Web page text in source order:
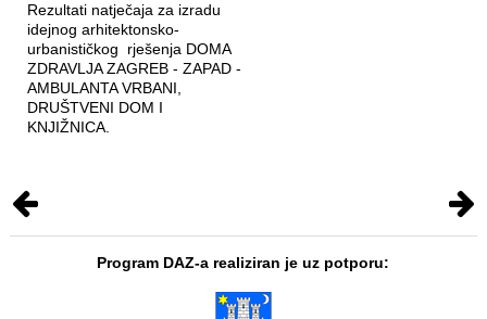
Rezultati natječaja za izradu
idejnog arhitektonsko-
urbanističkog rješenja DOMA
ZDRAVLJA ZAGREB - ZAPAD -
AMBULANTA VRBANI,
DRUŠTVENI DOM I
KNJIŽNICA.
Program DAZ-a realiziran je uz potporu: